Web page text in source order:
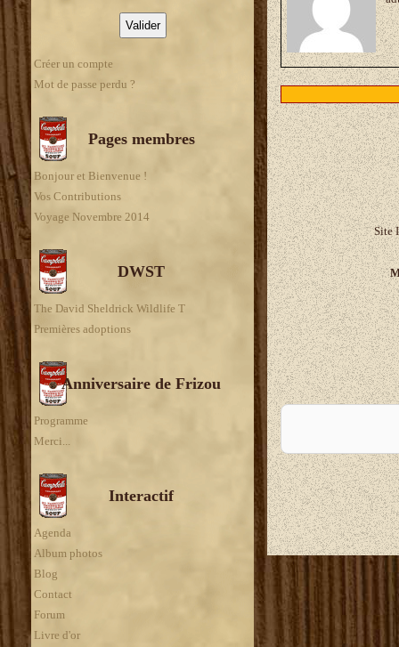
Créer un compte
Mot de passe perdu ?
Pages membres
Bonjour et Bienvenue !
Vos Contributions
Voyage Novembre 2014
DWST
The David Sheldrick Wildlife T
Premières adoptions
Anniversaire de Frizou
Programme
Merci...
Interactif
Agenda
Album photos
Blog
Contact
Forum
Livre d'or
Site